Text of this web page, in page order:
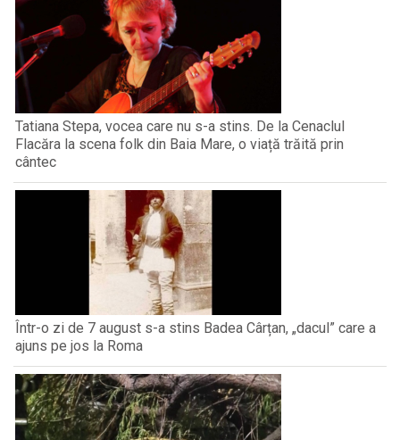
Tatiana Stepa, vocea care nu s-a stins. De la Cenaclul
Flacăra la scena folk din Baia Mare, o viață trăită prin
cântec
Într-o zi de 7 august s-a stins Badea Cârțan, „dacul” care a
ajuns pe jos la Roma